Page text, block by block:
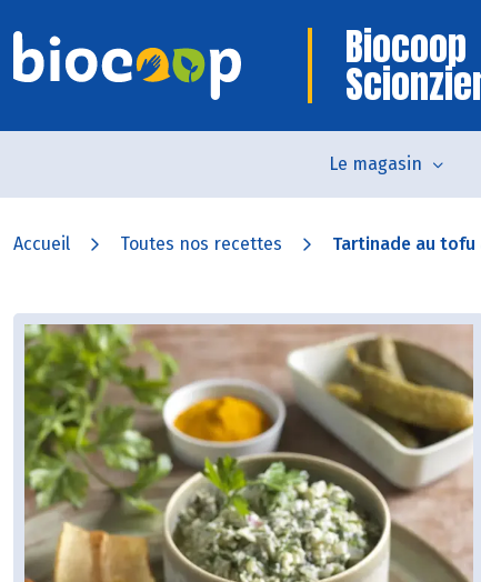
Biocoop
Le magasin
Accueil Toutes nos recettes Tartinade au tofu